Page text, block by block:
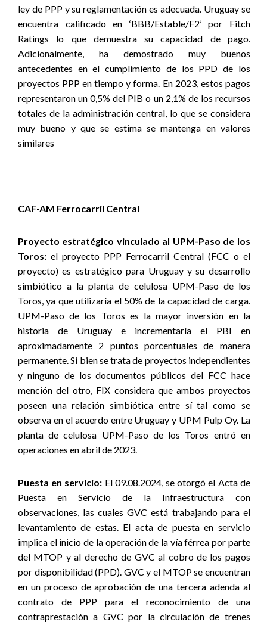
ley de PPP y su reglamentación es adecuada. Uruguay se
encuentra calificado en ‘BBB/Estable/F2’ por Fitch
Ratings lo que demuestra su capacidad de pago.
Adicionalmente, ha demostrado muy buenos
antecedentes en el cumplimiento de los PPD de los
proyectos PPP en tiempo y forma. En 2023, estos pagos
representaron un 0,5% del PIB o un 2,1% de los recursos
totales de la administración central, lo que se considera
muy bueno y que se estima se mantenga en valores
similares
CAF-AM Ferrocarril Central
Proyecto estratégico vinculado al UPM-Paso de los
Toros: el proyecto PPP Ferrocarril Central (FCC o el
proyecto) es estratégico para Uruguay y su desarrollo
simbiótico a la planta de celulosa UPM-Paso de los
Toros, ya que utilizaría el 50% de la capacidad de carga.
UPM-Paso de los Toros es la mayor inversión en la
historia de Uruguay e incrementaría el PBI en
aproximadamente 2 puntos porcentuales de manera
permanente. Si bien se trata de proyectos independientes
y ninguno de los documentos públicos del FCC hace
mención del otro, FIX considera que ambos proyectos
poseen una relación simbiótica entre sí tal como se
observa en el acuerdo entre Uruguay y UPM Pulp Oy. La
planta de celulosa UPM-Paso de los Toros entró en
operaciones en abril de 2023.
Puesta en servicio: El 09.08.2024, se otorgó el Acta de
Puesta en Servicio de la Infraestructura con
observaciones, las cuales GVC está trabajando para el
levantamiento de estas. El acta de puesta en servicio
implica el inicio de la operación de la vía férrea por parte
del MTOP y al derecho de GVC al cobro de los pagos
por disponibilidad (PPD). GVC y el MTOP se encuentran
en un proceso de aprobación de una tercera adenda al
contrato de PPP para el reconocimiento de una
contraprestación a GVC por la circulación de trenes